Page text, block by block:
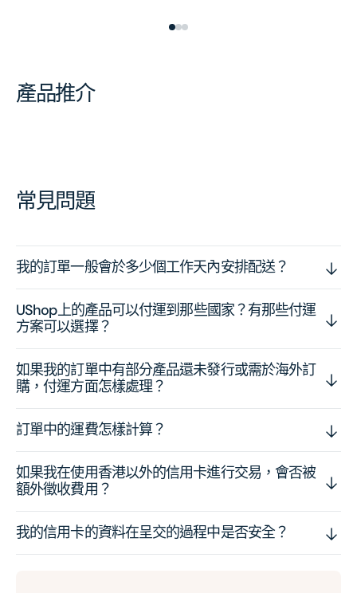
產品推介
常見問題
我的訂單一般會於多少個工作天內安排配送？
UShop上的產品可以付運到那些國家？有那些付運
方案可以選擇？
如果我的訂單中有部分產品還未發行或需於海外訂
購，付運方面怎樣處理？
訂單中的運費怎樣計算？
如果我在使用香港以外的信用卡進行交易，會否被
額外徵收費用？
我的信用卡的資料在呈交的過程中是否安全？